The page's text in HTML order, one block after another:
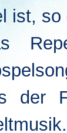
ist, so
der